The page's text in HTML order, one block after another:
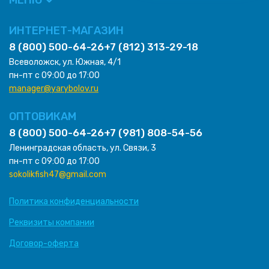
ИНТЕРНЕТ-МАГАЗИН
8 (800) 500-64-26+7 (812) 313-29-18
Всеволожск, ул. Южная, 4/1
пн-пт с 09:00 до 17:00
manager@yarybolov.ru
ОПТОВИКАМ
8 (800) 500-64-26+7 (981) 808-54-56
Ленинградская область, ул. Связи, 3
пн-пт с 09:00 до 17:00
sokolikfish47@gmail.com
Политика конфиденциальности
Реквизиты компании
Договор-оферта